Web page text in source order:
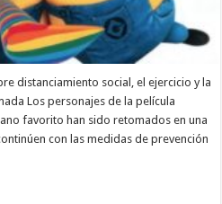
distanciamiento social, el ejercicio y la
Los personajes de la película
favorito han sido retomados en una
con las medidas de prevención